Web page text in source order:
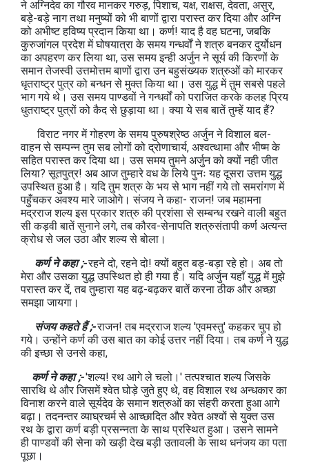
ने अग्निदेव का गौरव मानकर गरुड़, पिशाच, यक्ष, राक्षस, देवता, असुर,
बड़े-बड़े नाग तथा मनुष्यों को भी बाणों द्वारा परास्त कर दिया और अग्नि
को अभीष्ट हविष्य प्रदान किया था। कर्ण! याद है वह घटना, जबकि
कुरुजांगल प्रदेश में घोषयात्रा के समय गन्धर्वों ने शत्रु बनकर दुर्योधन
का अपहरण कर लिया था, उस समय इन्ही अर्जुन ने सूर्य की किरणों के
समान तेजस्वी उत्तमोत्तम बाणों द्वारा उन बहुसंख्यक शत्रुओं को मारकर
धृतराष्ट्र पुत्र को बन्धन से मुक्त किया था। उस युद्ध में तुम सबसे पहले
भाग गये थे। उस समय पाण्डवों ने गन्धर्वों को पराजित करके कलह प्रिय
धुतराष्ट्र पुत्रों को कैद से छुड़ाया था। क्या ये सब बातें तुम्हें याद हैं?
विराट नगर में गोहरण के समय पुरुषश्रेष्ठ अर्जुन ने विशाल बल-
वाहन से सम्पन्न तुम सब लोगों को द्रोणाचार्य, अश्वत्थामा और भीष्म के
सहित परास्त कर दिया था। उस समय तुमने अर्जुन को क्यों नही जीत
लिया? सूतपुत्र! अब आज तुम्हारे वध के लिये पुनः यह दूसरा उत्तम युद्ध
उपस्थित हुआ है। यदि तुम शत्रु के भय से भाग नहीं गये तो समरांगण में
पहुँचकर अवश्य मारे जाओगे। संजय ने कहा- राजन! जब महामना
मद्रराज शल्य इस प्रकार शत्रु की प्रशंसा से सम्बन्ध रखने वाली बहुत
सी कड़वी बातें सुनाने लगे, तब कौरव-सेनापति शत्रुसंतापी कर्ण अत्यन्त
क्रोध से जल उठा और शल्य से बोला।
कर्ण ने कहा ;-रहने दो, रहने दो! क्यों बहुत बड़-बड़ा रहे हो। अब तो
मेरा और उसका युद्ध उपस्थित हो ही गया है। यदि अर्जुन यहाँ युद्ध में मुझे
परास्त कर दें, तब तुम्हारा यह बढ़-बढ़कर बातें करना ठीक और अच्छा
समझा जायगा।
संजय कहते हैं ;-राजन! तब मद्रराज शल्य 'एवमस्तु' कहकर चुप हो
गये। उन्होंने कर्ण की उस बात का कोई उत्तर नहीं दिया। तब कर्ण ने युद्ध
की इच्छा से उनसे कहा,
कर्ण ने कहा ;-'शल्य! रथ आगे ले चलो।' तत्पश्चात शल्य जिसके
सारथि थे और जिसमें श्वेत घोड़े जुते हुए थे, वह विशाल रथ अन्धकार का
विनाश करने वाले सूर्यदेव के समान शत्रुओं का संहरी करता हुआ आगे
बढ़ा। तदनन्तर व्याघ्रचर्म से आच्छादित और श्वेत अश्वों से युक्त उस
रथ के द्वारा कर्ण बड़ी प्रसन्नता के साथ प्रस्थित हुआ। उसने सामने
ही पाण्डवों की सेना को खड़ी देख बड़ी उतावली के साथ धनंजय का पता
पूछा।